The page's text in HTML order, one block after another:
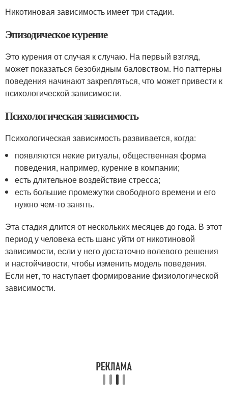
Никотиновая зависимость имеет три стадии.
Эпизодическое курение
Это курения от случая к случаю. На первый взгляд,
может показаться безобидным баловством. Но паттерны
поведения начинают закрепляться, что может привести к
психологической зависимости.
Психологическая зависимость
Психологическая зависимость развивается, когда:
появляются некие ритуалы, общественная форма
поведения, например, курение в компании;
есть длительное воздействие стресса;
есть большие промежутки свободного времени и его
нужно чем-то занять.
Эта стадия длится от нескольких месяцев до года. В этот
период у человека есть шанс уйти от никотиновой
зависимости, если у него достаточно волевого решения
и настойчивости, чтобы изменить модель поведения.
Если нет, то наступает формирование физиологической
зависимости.